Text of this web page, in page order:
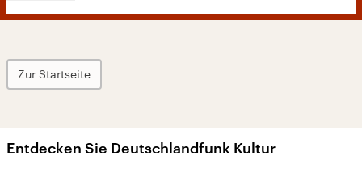
Zur Startseite
Entdecken Sie Deutschlandfunk Kultur